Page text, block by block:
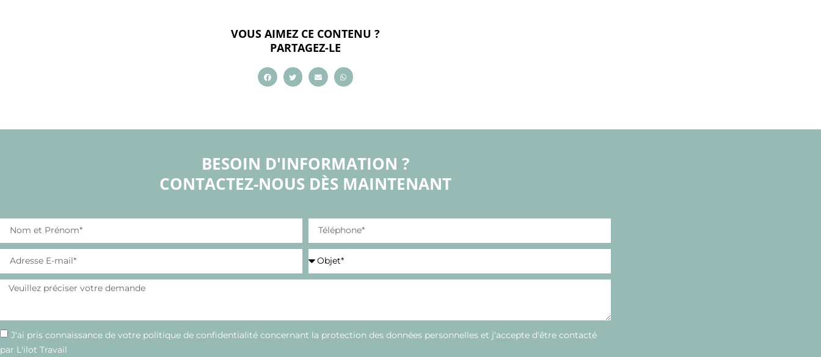
VOUS AIMEZ CE CONTENU ?
PARTAGEZ-LE
BESOIN D'INFORMATION ?
CONTACTEZ-NOUS DÈS MAINTENANT
J'ai pris connaissance de votre politique de confidentialité concernant la protection des données personnelles et j'accepte d'être contacté
par L'ilot Travail